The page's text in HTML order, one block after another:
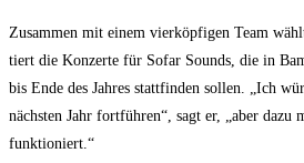
Zusam­men mit einem vier­köp­fi­gen Team
tiert die Kon­zer­te für Sofar Sounds, die in
bis Ende des Jah­res statt­fin­den sol­len. „Ich
nächs­ten Jahr fort­füh­ren“, sagt er, „aber dazu
funktioniert.“